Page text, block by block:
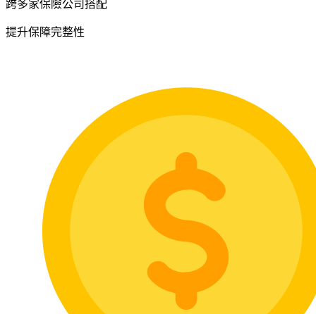
跨多家保險公司搭配
提升保障完整性